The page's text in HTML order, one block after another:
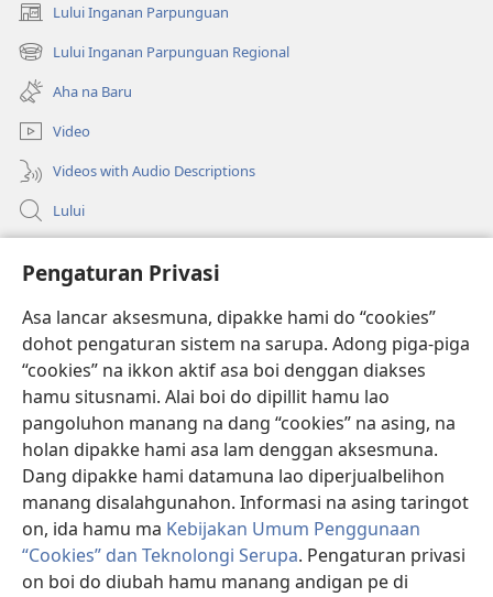
Pengaturan Privasi
Asa lancar aksesmuna, dipakke hami do “cookies”
dohot pengaturan sistem na sarupa. Adong piga-piga
“cookies” na ikkon aktif asa boi denggan diakses
hamu situsnami. Alai boi do dipillit hamu lao
pangoluhon manang na dang “cookies” na asing, na
holan dipakke hami asa lam denggan aksesmuna.
Dang dipakke hami datamuna lao diperjualbelihon
manang disalahgunahon. Informasi na asing taringot
on, ida hamu ma Kebijakan Umum Penggunaan
“Cookies” dan Teknolongi Serupa. Pengaturan privasi
on boi do diubah hamu manang andigan pe di
Lului Inganan Parpunguan
(opens
new
window)
Lului Inganan Parpunguan Regional
(opens
new
window)
Aha na Baru
Video
Videos with Audio Descriptions
Lului
(opens
new
window)PERPUSTAKAAN ONLINE Joujou Paboahon™
(opens
new
window)JW Hub
(opens
new
window)JW Library ®
Copyright© 2026 Watch Tower Bible and Tract Society of Pennsylvania.